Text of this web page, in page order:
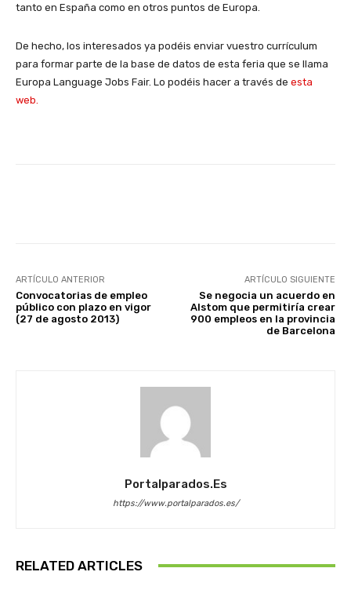
tanto en España como en otros puntos de Europa.
De hecho, los interesados ya podéis enviar vuestro currículum
para formar parte de la base de datos de esta feria que se llama
Europa Language Jobs Fair. Lo podéis hacer a través de esta
web.
ARTÍCULO ANTERIOR
Convocatorias de empleo
público con plazo en vigor
(27 de agosto 2013)
ARTÍCULO SIGUIENTE
Se negocia un acuerdo en
Alstom que permitiría crear
900 empleos en la provincia
de Barcelona
Portalparados.es
https://www.portalparados.es/
RELATED ARTICLES